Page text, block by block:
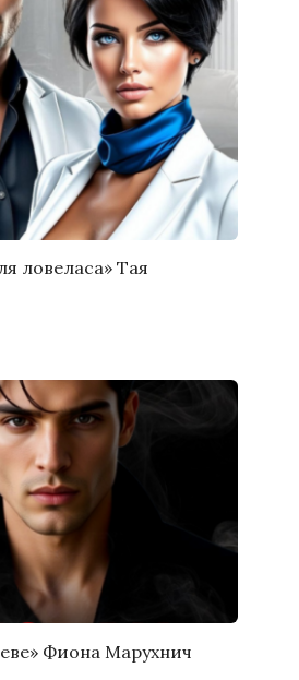
ловеласа» Тая
Фиона Марухнич